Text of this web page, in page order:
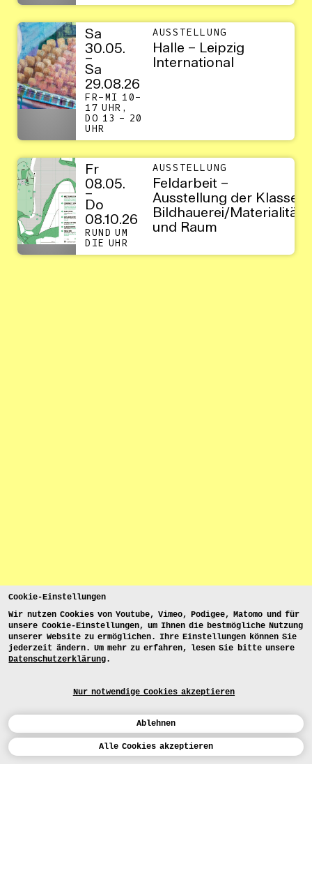
Cookie-Einstellungen
Wir nutzen Cookies von Youtube, Vimeo, Podigee, Matomo und für
unsere Cookie-Einstellungen, um Ihnen die bestmögliche Nutzung
unserer Website zu ermöglichen. Ihre Einstellungen können Sie
jederzeit ändern. Um mehr zu erfahren, lesen Sie bitte unsere
Datenschutzerklärung.
Nur notwendige Cookies akzeptieren
Ablehnen
Alle Cookies akzeptieren
Kalender
Sa
30.05.
–
Sa
29.08.26
FR–MI 10–
17 UHR,
DO 13 – 20
UHR
AUSSTELLUNG
Halle – Leipzig
International
Fr
08.05.
–
Do
08.10.26
RUND UM
DIE UHR
AUSSTELLUNG
Feldarbeit –
Ausstellung der Klasse
Bildhauerei/Materialität
und Raum